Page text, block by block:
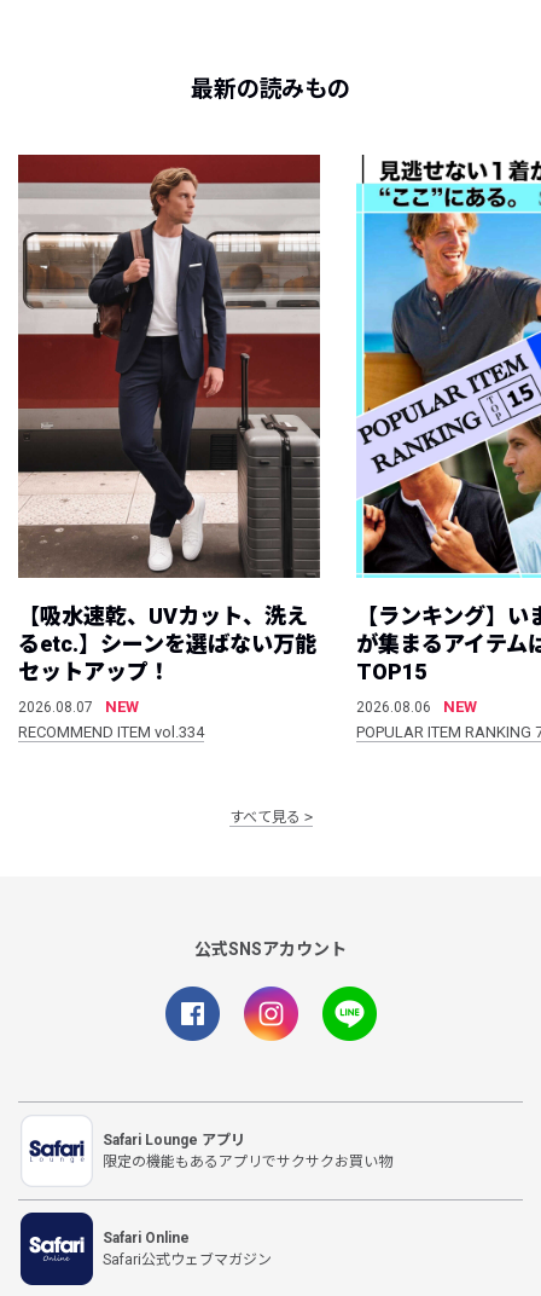
最新の読みもの
【吸水速乾、UVカット、洗え
るetc.】シーンを選ばない万能
セットアップ！
2026.08.07
NEW
RECOMMEND ITEM vol.334
【ランキング】
が集まるアイテム
TOP15
2026.08.06
NEW
POPULAR ITEM
すべて見る
公式SNSアカウント
Safari Lounge アプリ
限定の機能もあるアプリでサクサクお買い物
Safari Online
Safari公式ウェブマガジン